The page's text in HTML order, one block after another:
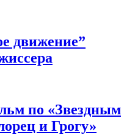
движение”
по «Звездным
и Грогу»